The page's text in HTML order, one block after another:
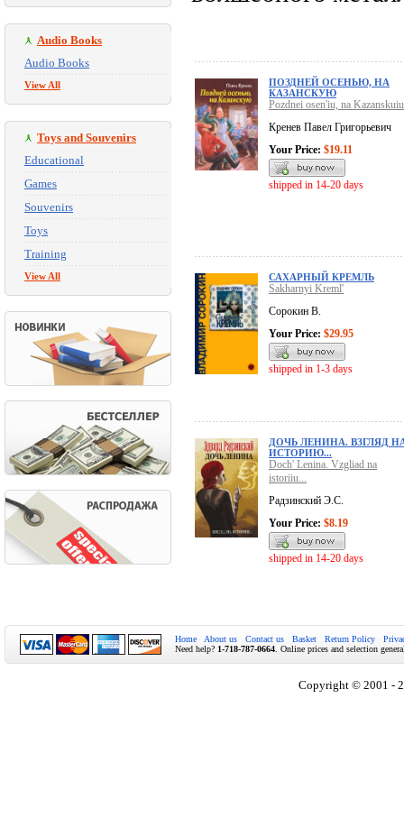
Audio Books
Audio Books
View All
Toys and Souvenirs
Educational
Games
Souvenirs
Toys
Training
View All
ПОЗДНЕЙ ОСЕНЬЮ, НА
КАЗАНСКУЮ
Pozdnei osen'iu, na Kazanskuiu
Кренев Павел Григорьевич
Your Price: $19.11
shipped in 14-20 days
САХАРНЫЙ КРЕМЛЬ
Sakharnyi Kreml'
Сорокин В.
Your Price: $29.95
shipped in 1-3 days
ДОЧЬ ЛЕНИНА. ВЗГЛЯД
ИСТОРИЮ...
Doch' Lenina. Vzgliad na
istoriiu...
Радзинский Э.С.
Your Price: $8.19
shipped in 14-20 days
Home About us Contact us Basket Return Policy
Need help? 1-718-787-0664 . Online prices and selection
Copyright © 2001 -